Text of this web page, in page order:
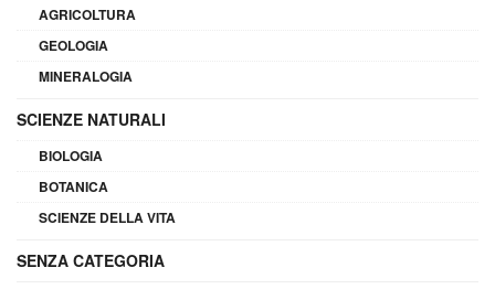
AGRICOLTURA
GEOLOGIA
MINERALOGIA
SCIENZE NATURALI
BIOLOGIA
BOTANICA
SCIENZE DELLA VITA
SENZA CATEGORIA